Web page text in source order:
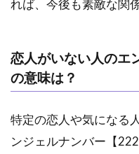
れば、今後も素敵な関
恋人がいない人のエ
の意味は？
特定の恋人や気になる
ンジェルナンバー【